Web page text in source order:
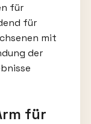
für
für
mit
der
für